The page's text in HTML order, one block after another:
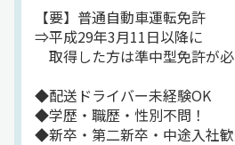
なんてアナタでも大丈夫ですよ
【1】運転しやすい小型トラッ
小さな車格のトラックだから
スグに運転に慣れることができ
【要】普通自動車運転免許
⇒平成29年3月11日以降に
取得した方は準中型免許が
◆配送ドライバー未経験OK
◆学歴・職歴・性別不問！
◆新卒・第二新卒・中途入社歓